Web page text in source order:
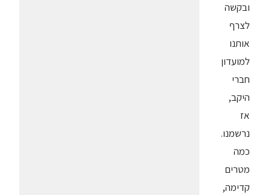
ובקשה
לצרף
אותנו
למועדון
חברי
היקב,
אז
נרשמנו.
כמה
מטרים
קדימה,